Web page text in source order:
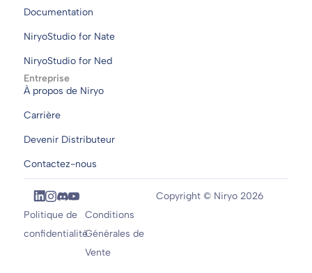
Documentation
NiryoStudio for Nate
NiryoStudio for Ned
Entreprise
À propos de Niryo
Carrière
Devenir Distributeur
Contactez-nous
Politique de
confidentialité
Conditions
Générales de
Vente
Copyright © Niryo 2026